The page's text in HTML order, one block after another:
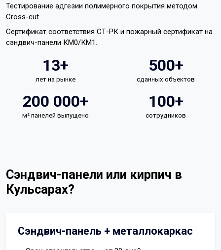
Тестирование адгезии полимерного покрытия методом
Cross-cut.
Сертификат соответствия СТ-РК и пожарный сертификат на
сэндвич-панели КМ0/КМ1.
13+
лет на рынке
500+
сданных объектов
200 000+
м² панелей выпущено
100+
сотрудников
Сэндвич-панели или кирпич в
Кульсарах?
Сэндвич-панель + металлокаркас